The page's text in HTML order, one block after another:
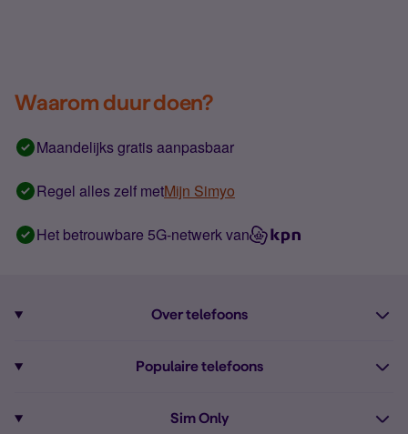
Waarom duur doen?
Maandelijks gratis aanpasbaar
Regel alles zelf metMijn Simyo
Het betrouwbare 5G-netwerk van
Over telefoons
Alle telefoons
Populaire telefoons
Sim Only